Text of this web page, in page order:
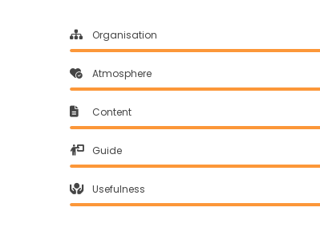
Organisation
Atmosphere
Content
Guide
Usefulness